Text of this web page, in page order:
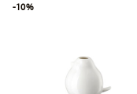
-10%